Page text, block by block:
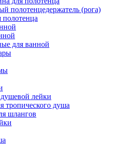
полотенцедержатель (рога)
для ванной
лейки
тропического душа
шлангов